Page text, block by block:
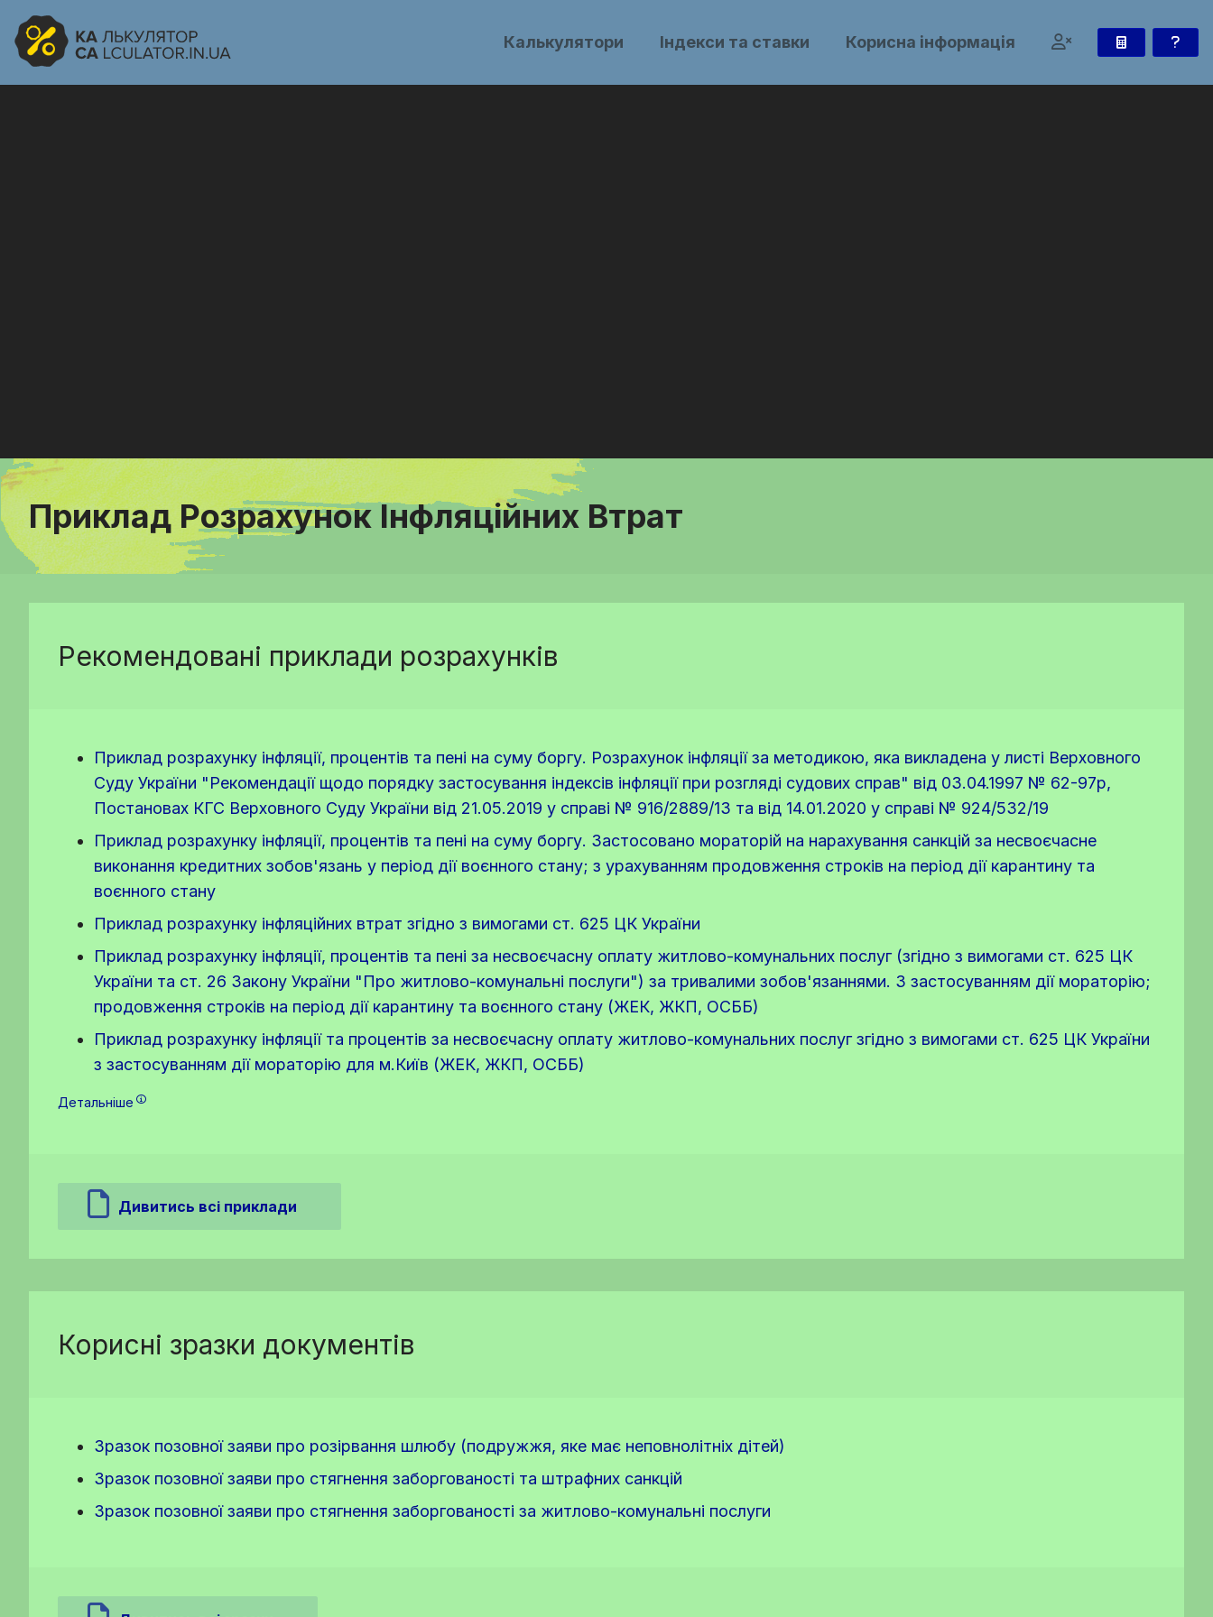
Калькулятори Індекси та ставки Корисна інформація
Приклад Розрахунок Інфляційних Втрат
Рекомендовані приклади розрахунків
Приклад розрахунку інфляції, процентів та пені на суму боргу. Розрахунок інфляції за методикою, яка викладена у листі Верховного
Суду України "Рекомендації щодо порядку застосування індексів інфляції при розгляді судових справ" від 03.04.1997 № 62-97р,
Постановах КГС Верховного Суду України від 21.05.2019 у справі № 916/2889/13 та від 14.01.2020 у справі № 924/532/19
Приклад розрахунку інфляції, процентів та пені на суму боргу. Застосовано мораторій на нарахування санкцій за несвоєчасне
виконання кредитних зобов'язань у період дії воєнного стану; з урахуванням продовження строків на період дії карантину та
воєнного стану
Приклад розрахунку інфляційних втрат згідно з вимогами ст. 625 ЦК України
Приклад розрахунку інфляції, процентів та пені за несвоєчасну оплату житлово-комунальних послуг (згідно з вимогами ст. 625 ЦК
України та ст. 26 Закону України "Про житлово-комунальні послуги") за тривалими зобов'язаннями. З застосуванням дії мораторію;
продовження строків на період дії карантину та воєнного стану (ЖЕК, ЖКП, ОСББ)
Приклад розрахунку інфляції та процентів за несвоєчасну оплату житлово-комунальних послуг згідно з вимогами ст. 625 ЦК України
з застосуванням дії мораторію для м.Київ (ЖЕК, ЖКП, ОСББ)
Детальніше
Дивитись всі приклади
Корисні зразки документів
Зразок позовної заяви про розірвання шлюбу (подружжя, яке має неповнолітніх дітей)
Зразок позовної заяви про стягнення заборгованості та штрафних санкцій
Зразок позовної заяви про стягнення заборгованості за житлово-комунальні послуги